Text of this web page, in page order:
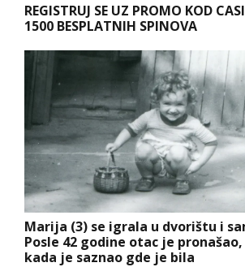
REGISTRUJ SE UZ PROMO KOD
1500 BESPLATNIH SPINOVA
Marija (3) se igrala u dvorištu i
Posle 42 godine otac je
kada je saznao gde je bila